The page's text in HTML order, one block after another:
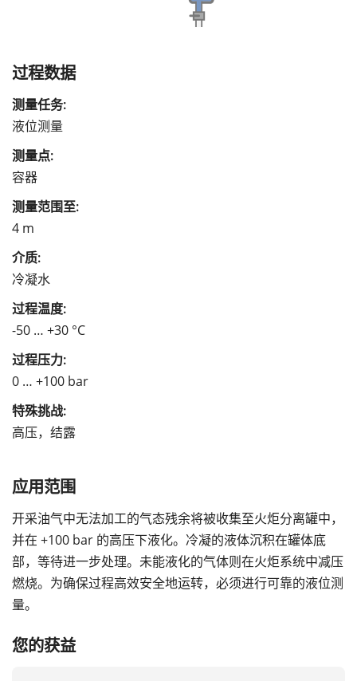
过程数据
测量任务:
液位测量
测量点:
容器
测量范围至:
4 m
介质:
冷凝水
过程温度:
-50 … +30 °C
过程压力:
0 … +100 bar
特殊挑战:
高压，结露
应用范围
开采油气中无法加工的气态残余将被收集至火炬分离罐中，
并在 +100 bar 的高压下液化。冷凝的液体沉积在罐体底
部，等待进一步处理。未能液化的气体则在火炬系统中减压
燃烧。为确保过程高效安全地运转，必须进行可靠的液位测
量。
您的获益